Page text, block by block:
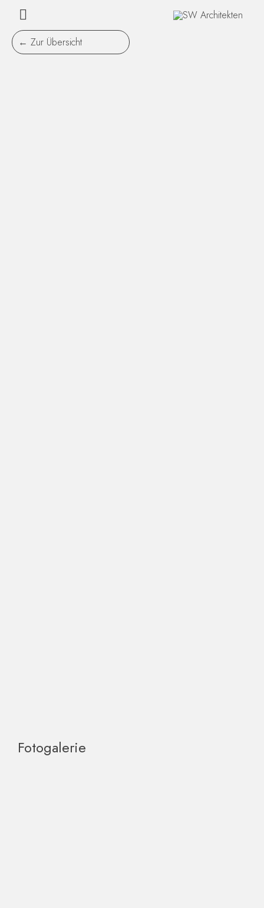
springen
Hauptmenü
← Zur Übersicht
Fotogalerie